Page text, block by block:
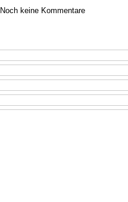
Noch keine Kommentare